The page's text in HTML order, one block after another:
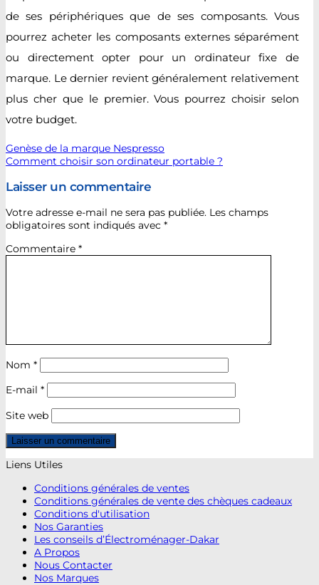
de ses périphériques que de ses composants. Vous
pourrez acheter les composants externes séparément
ou directement opter pour un ordinateur fixe de
marque. Le dernier revient généralement relativement
plus cher que le premier. Vous pourrez choisir selon
votre budget.
Genèse de la marque Nespresso
Comment choisir son ordinateur portable ?
Laisser un commentaire
Votre adresse e-mail ne sera pas publiée. Les champs
obligatoires sont indiqués avec *
Commentaire *
Nom *
E-mail *
Site web
Liens Utiles
Conditions générales de ventes
Conditions générales de vente des chèques cadeaux
Conditions d'utilisation
Nos Garanties
Les conseils d’Électroménager-Dakar
A Propos
Nous Contacter
Nos Marques